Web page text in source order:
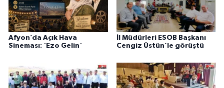
Afyon’da Açık Hava
Sineması: 'Ezo Gelin'
İl Müdürleri ESOB Başkanı
Cengiz Üstün’le görüştü